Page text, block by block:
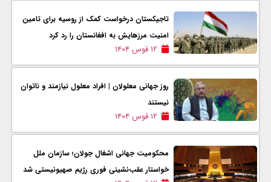
تاجیکستان درخواست کمک از روسیه برای تامین
امنیت مرزهایش به افغانستان را رد کرد
۱۲ قوس ۱۴۰۴
روز جهانی معلولان | افراد معلول نیازمند و ناتوان
نیستند
۱۲ قوس ۱۴۰۴
محکومیت جهانی اشغال جولان؛ سازمان ملل
خواستار عقب‌نشینی فوری رژیم صهیونیستی شد